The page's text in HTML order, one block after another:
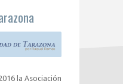
la Asociación